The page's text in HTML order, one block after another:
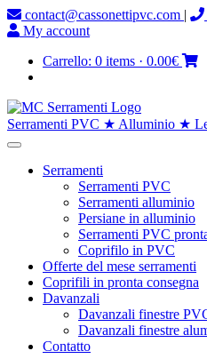
contact@cassonettipvc.com |
My account
Carrello: 0 items · 0.00€
Serramenti PVC ★ Alluminio ★
Serramenti
Serramenti PVC
Serramenti alluminio
Persiane in alluminio
Serramenti PVC
Coprifilo in PVC
Offerte del mese serramenti
Coprifili in pronta consegna
Davanzali
Davanzali finestre
Davanzali finestre
Contatto